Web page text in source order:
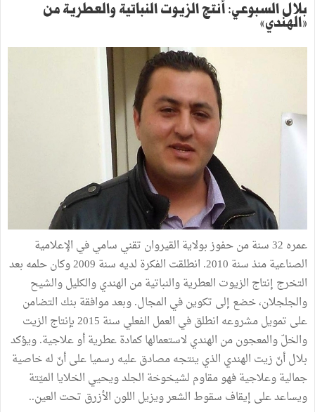
بلال السبوعي: أنتج الزيوت النباتية والعطرية من
»الهندي«
عمره 32 سنة من حفوز بولاية القيروان تقني سامي في الإعلامية
الصناعية منذ سنة 2010. انطلقت الفكرة لديه سنة 2009 وكان حلمه بعد
التخرج إنتاج الزيوت العطرية والنباتية من الهندي والكليل والشيح
والجلجلان، خضع إلى تكوين في المجال. وبعد موافقة بنك التضامن
على تمويل مشروعه انطلق في العمل الفعلي سنة 2015 بإنتاج الزيت
والخلّ والمعجون من الهندي لاستعمالها كمادة عطرية أو علاجية. ويؤكد
بلال أنّ زيت الهندي الذي ينتجه مصادق عليه رسميا على أنّ له خاصية
جمالية وعلاجية فهو مقاوم لشيخوخة الجلد ويحيي الخلايا الميّتة
ويساعد على إيقاف سقوط الشعر ويزيل اللون الأزرق تحت العين..